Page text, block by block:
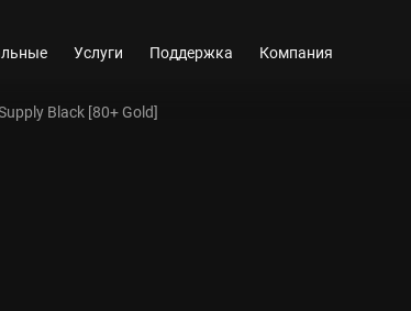
Услуги Поддержка Компания
Black [80+ Gold]